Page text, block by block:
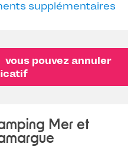
supplémentaires
vous pouvez annuler
Mer et